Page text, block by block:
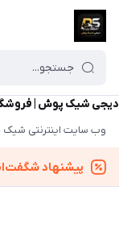
دیجی شیک پوش |
وب سایت اینترنتی
پیشنهاد